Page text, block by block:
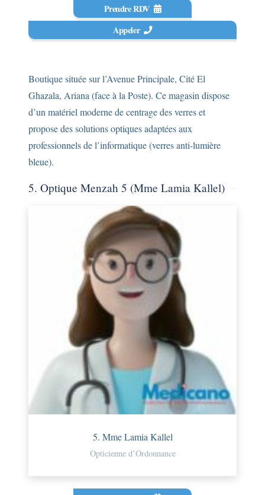
Prendre RDV
Appeler
Boutique située sur l’Avenue Principale, Cité El
Ghazala, Ariana (face à la Poste). Ce magasin dispose
d’un matériel moderne de centrage des verres et
propose des solutions optiques adaptées aux
professionnels de l’informatique (verres anti-lumière
bleue).
5. Optique Menzah 5 (Mme Lamia Kallel)
5. Mme Lamia Kallel
Opticienne d’Ordonnance